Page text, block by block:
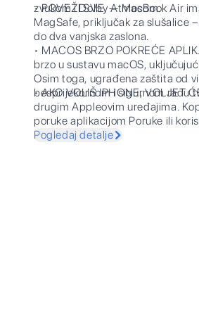
zvukom i Dolby Atmosom.
• POVEŽI SVE. — MacBook Air
MagSafe, priključak za slušalice
do dva vanjska zaslona.
• MACOS BRZO POKREĆE
brzo u sustavu macOS,
Osim toga, ugrađena zaštita od
besprijekornom i sigurnom radu
• AKO VOLIŠ IPHONE, VOLJET
drugim Appleovim uređajima.
poruke aplikacijom Poruke ili
Pogledaj detalje